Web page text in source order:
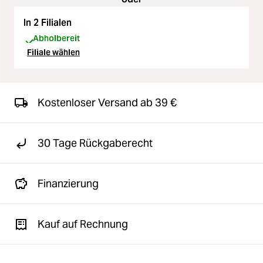
In 2 Filialen
Abholbereit
Filiale wählen
Kostenloser Versand ab 39 €
30 Tage Rückgaberecht
Finanzierung
Kauf auf Rechnung